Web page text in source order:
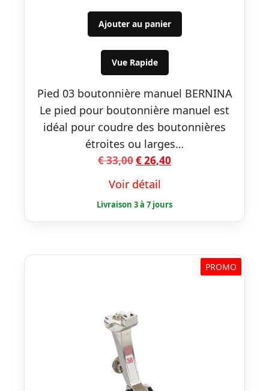
prix
initial
était :
€ 33,00.
prix
actuel
est :
Ajouter au panier
Vue Rapide
Pied 03 boutonnière manuel BERNINA
Le pied pour boutonnière manuel est
idéal pour coudre des boutonnières
étroites ou larges…
€33,00Le
initial
était :
€ 33,00.
€26,40
est :
€ 26,40.
Voir détail
PROMO